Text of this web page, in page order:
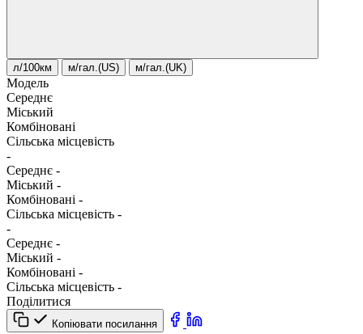
л/100км м/гал.(US) м/гал.(UK)
Модель
Середнє
Міський
Комбіновані
Сільська місцевість
-
Середнє -
Міський -
Комбіновані -
Сільська місцевість -
-
Середнє -
Міський -
Комбіновані -
Сільська місцевість -
Поділитися
Копіювати посилання